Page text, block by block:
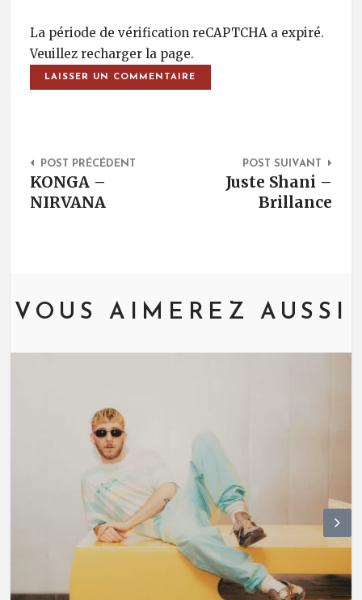
La période de vérification reCAPTCHA a expiré.
Veuillez recharger la page.
Post Navigation
POST PRÉCÉDENT
KONGA –
NIRVANA
POST SUIVANT
Juste Shani –
Brillance
VOUS AIMEREZ AUSSI
N
ex